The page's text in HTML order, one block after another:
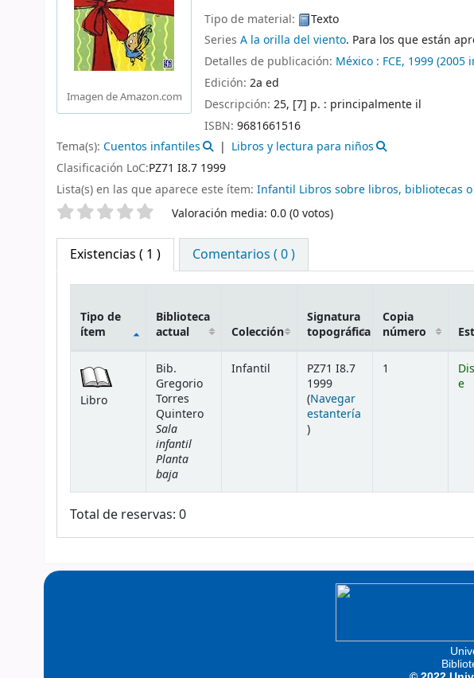
Imagen de Amazon.com
Tipo de material:
Texto
Series A la orilla del viento. Para los que están
Detalles de publicación: México : FCE, 1999 (2005
Edición: 2a ed
Descripción: 25, [7] p. : principalmente il
ISBN: 9681661516
Tema(s): Cuentos infantiles
Libros y lectura para niños
Clasificación LoC:PZ71 I8.7 1999
Lista(s) en las que aparece este ítem: Infantil Libros sobre libros, bibliotecas
Valoración Valoración media: 0.0 (0 votos)
Existencias ( 1 ) Comentarios ( 0 )
Tipo de
ítem
Biblioteca
actual
Colección
Signatura
topográfica
Copia
número
Libro
Bib.
Gregorio
Torres
Quintero
Sala
infantil
Planta
baja
Infantil
PZ71 I8.7
1999
(Navegar
estantería
(Abre debajo)
)
1
e
Total de reservas: 0